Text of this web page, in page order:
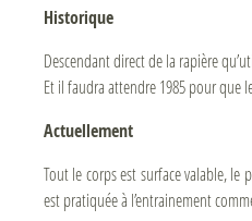
Historique
Descendant direct de la rapière
Et il faudra attendre 1985 pour que
Actuellement
Tout le corps est surface valable, le
est pratiquée à l’entrainement